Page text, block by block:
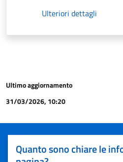
Ulteriori dettagli
Ultimo aggiornamento
31/03/2026, 10:20
Quanto sono chiare le